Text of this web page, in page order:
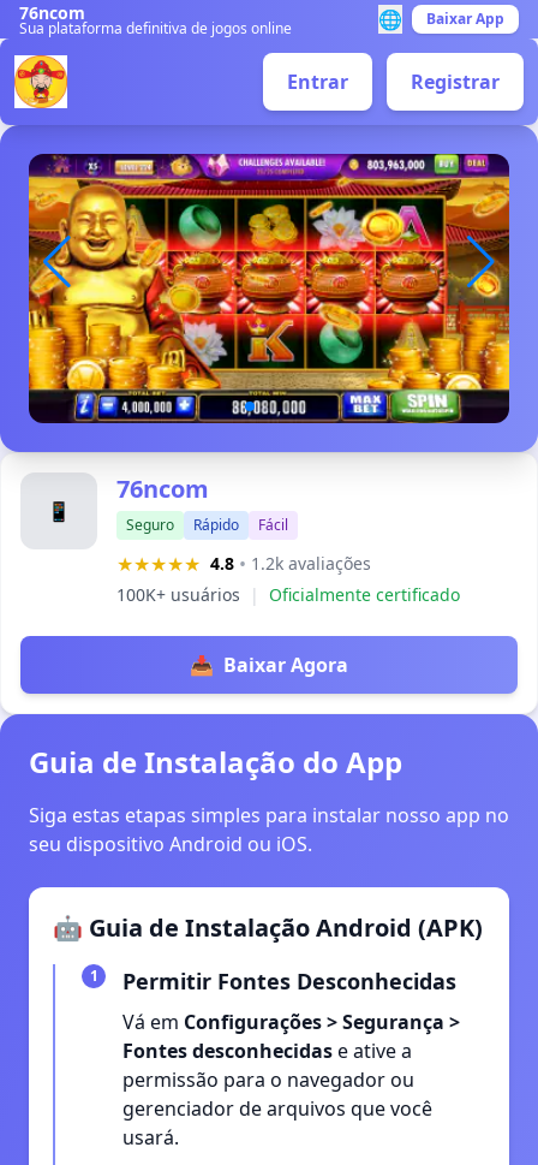
76ncom
Sua plataforma definitiva de jogos online 🌐 Baixar App
Entrar Registrar
📱
76ncom
Seguro Rápido Fácil
★★★★★ 4.8 • 1.2k avaliações
100K+ usuários
| Oficialmente certificado
📥 Baixar Agora
Guia de Instalação do App
Siga estas etapas simples para instalar nosso app no
seu dispositivo Android ou iOS.
🤖 Guia de Instalação Android (APK)
1 Permitir Fontes Desconhecidas
Vá em Configurações > Segurança >
Fontes desconhecidase ative a
permissão para o navegador ou
gerenciador de arquivos que você
usará.